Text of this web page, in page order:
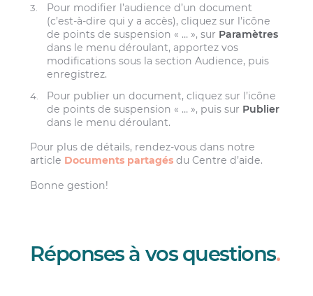
Pour modifier l’audience d’un document
(c’est-à-dire qui y a accès), cliquez sur l’icône
de points de suspension « … », sur Paramètres
dans le menu déroulant, apportez vos
modifications sous la section Audience, puis
enregistrez.
Pour publier un document, cliquez sur l’icône
de points de suspension « … », puis sur Publier
dans le menu déroulant.
Pour plus de détails, rendez-vous dans notre
article Documents partagés du Centre d’aide.
Bonne gestion!
Réponses à vos questions.